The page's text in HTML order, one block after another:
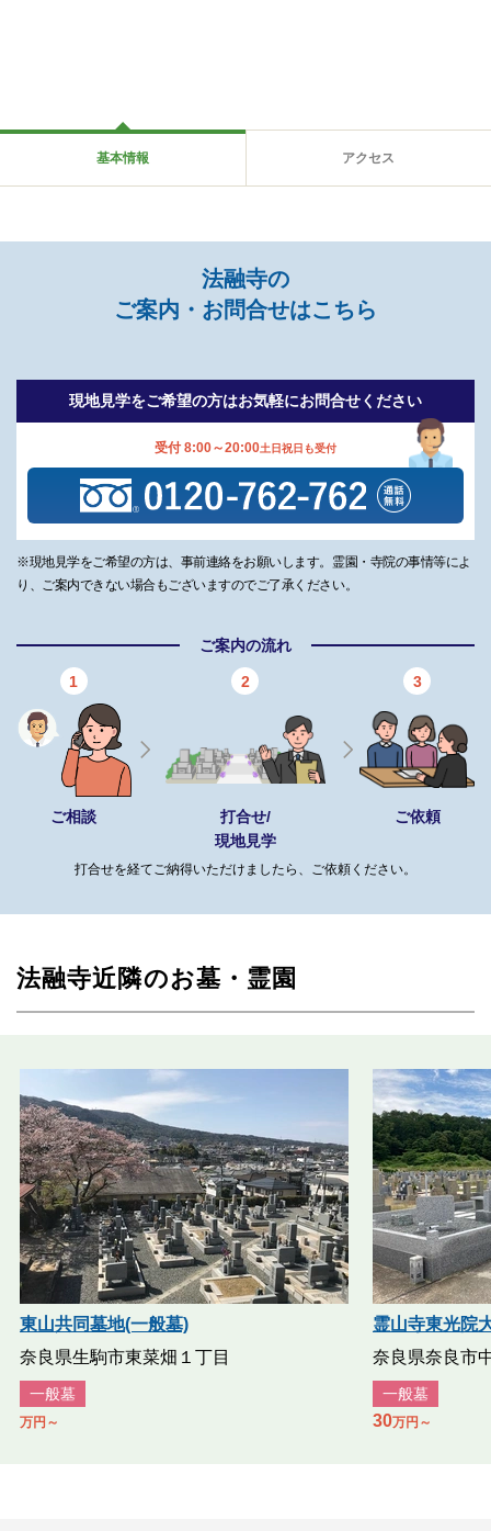
基本情報 アクセス
法融寺の
ご案内・お問合せはこちら
現地見学をご希望の方はお気軽にお問合せください
受付 8:00～20:00土日祝日も受付
※現地見学をご希望の方は、事前連絡をお願いします。霊園・寺院の事情等によ
り、ご案内できない場合もございますのでご了承ください。
ご案内の流れ
1
ご相談
2
打合せ/
現地見学
3
ご依頼
打合せを経てご納得いただけましたら、ご依頼ください。
法融寺近隣のお墓・霊園
東山共同墓地(一般墓)
奈良県生駒市東菜畑１丁目
一般墓
万円～
霊山寺東光院
奈良県奈良市
一般墓
30万円～